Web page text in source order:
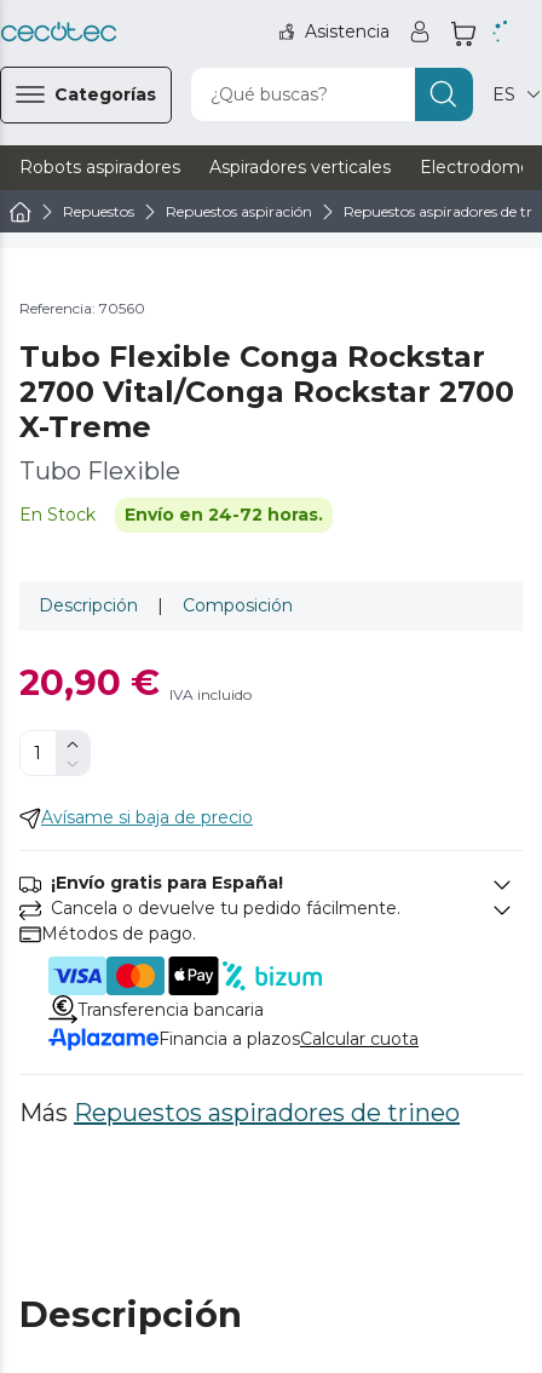
Asistencia
Categorías ¿Qué buscas? ES
Robots aspiradores Aspiradores verticales
Repuestos Repuestos aspiración Repuestos aspiradores de
Referencia: 70560
Tubo Flexible Conga Rockstar
2700 Vital/Conga Rockstar 2700
X-Treme
Tubo Flexible
En Stock Envío en 24-72 horas.
Descripción | Composición
20,90 € IVA incluido
Avísame si baja de precio
¡Envío gratis para España!
Cancela o devuelve tu pedido fácilmente.
Métodos de pago.
Transferencia bancaria
Financia a plazosCalcular cuota
Más Repuestos aspiradores de trineo
Descripción